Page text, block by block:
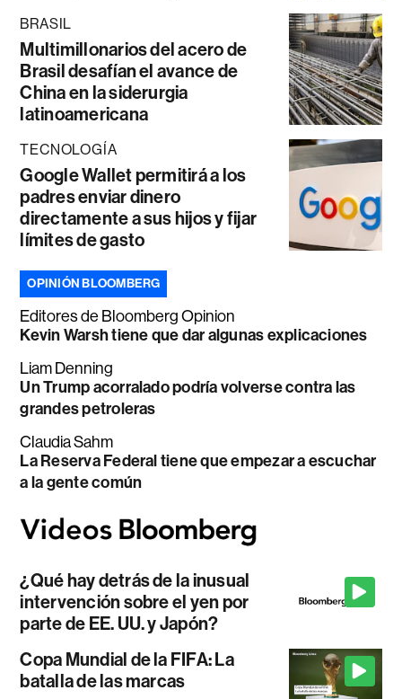
BRASIL
Multimillonarios del acero de
Brasil desafían el avance de
China en la siderurgia
latinoamericana
TECNOLOGÍA
Google Wallet permitirá a los
padres enviar dinero
directamente a sus hijos y fijar
límites de gasto
OPINIÓN BLOOMBERG
Editores de Bloomberg Opinion
Kevin Warsh tiene que dar algunas explicaciones
Liam Denning
Un Trump acorralado podría volverse contra las
grandes petroleras
Claudia Sahm
La Reserva Federal tiene que empezar a escuchar
a la gente común
¿Qué hay detrás de la inusual
intervención sobre el yen por
parte de EE. UU. y Japón?
Copa Mundial de la FIFA: La
batalla de las marcas